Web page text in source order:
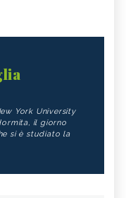
York University
il giorno
si è studiato la